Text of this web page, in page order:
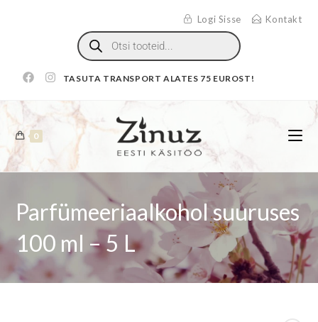
Logi Sisse Kontakt
TASUTA TRANSPORT ALATES 75 EUROST!
0
Parfümeeriaalkohol suuruses
100 ml – 5 L